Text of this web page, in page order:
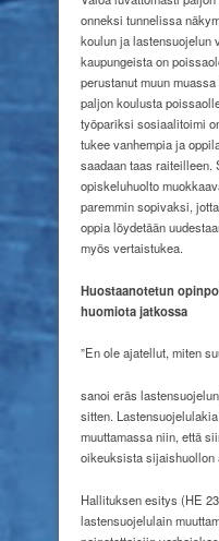
onneksi tunnelissa
koulun ja lastensuojelun
kaupungeista on
perustanut muun
paljon koulusta
työpariksi sosiaalitoimi
tukee vanhempia ja
saadaan taas raiteilleen.
opiskeluhuolto
paremmin sopivaksi,
oppia löydetään
myös vertaistukea.
Huostaanotetun
huomiota jatkossa
”En ole ajatellut, miten
sanoi eräs
sitten.
muuttamassa niin, että
oikeuksista sijaishuollon
Hallituksen esitys (HE
lastensuojelulain